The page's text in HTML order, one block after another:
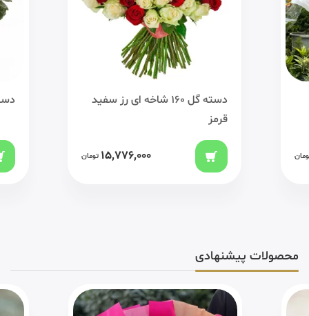
دسته گل 160 شاخه ای رز سفید
قرمز
15,776,000 تومان
محصولات پیشنهادی